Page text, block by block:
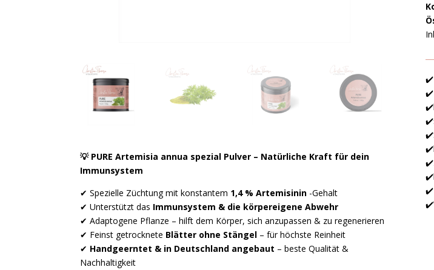
💡 PURE Artemisia annua spezial Pulver – Natürliche Kraft für dein
Immunsystem
✔ Spezielle Züchtung mit konstantem 1,4 % Artemisinin -Gehalt
✔ Unterstützt das Immunsystem & die körpereigene Abwehr
✔ Adaptogene Pflanze – hilft dem Körper, sich anzupassen & zu regenerieren
✔ Feinst getrocknete Blätter ohne Stängel – für höchste Reinheit
✔ Handgeerntet & in Deutschland angebaut – beste Qualität &
Nachhaltigkeit